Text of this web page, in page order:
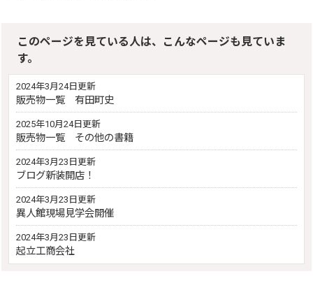
このページを見ている人は、こんなページも見ていま
す。
2024年3月24日更新
販売物一覧 有田町史
2025年10月24日更新
販売物一覧 その他の書籍
2024年3月23日更新
ブログ新装開店！
2024年3月23日更新
異人館現場見学会開催
2024年3月23日更新
起立工商会社